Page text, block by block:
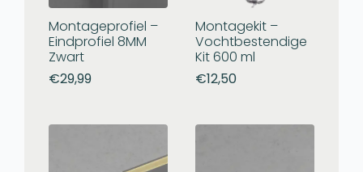
Montageprofiel –
Eindprofiel 8MM
Zwart
€29,99
Montagekit –
Vochtbestendige
Kit 600 ml
€12,50